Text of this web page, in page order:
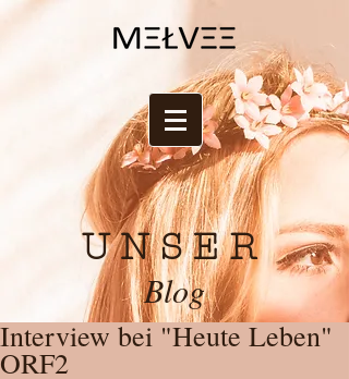
UNSER
Blog
Interview bei "Heute Leben"
ORF2